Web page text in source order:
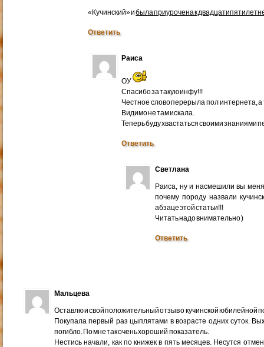
«Кучинский» ибыла приурочена к
Ответить
Раиса
ОУ
Спасибо за такую инфу!!!
Честное слово перерыла пол интернета, а
Видимо не там искала.
Теперь буду хвастаться своими знаниями
Ответить
Светлана
Раиса, ну и насмешили вы
почему породу назвали
абзаце этой статьи!!!
Читать надо внимательно )
Ответить
Мальцева
Оставлю и свой положительный отзыв о кучинской юбилейной
Покупала первый раз цыплятами в возрасте одних суток.
погибло. По мне так очень хороший показатель.
Нестись начали, как по книжек в пять месяцев. Несутся